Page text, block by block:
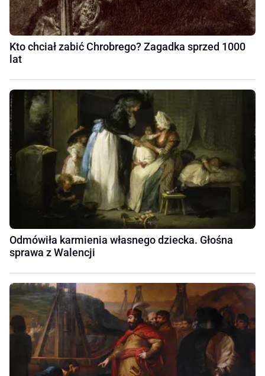
Kto chciał zabić Chrobrego? Zagadka sprzed 1000
lat
Odmówiła karmienia własnego dziecka. Głośna
sprawa z Walencji